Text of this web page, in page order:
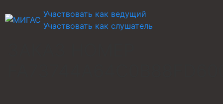
Участвовать как ведущий
Участвовать как слушатель